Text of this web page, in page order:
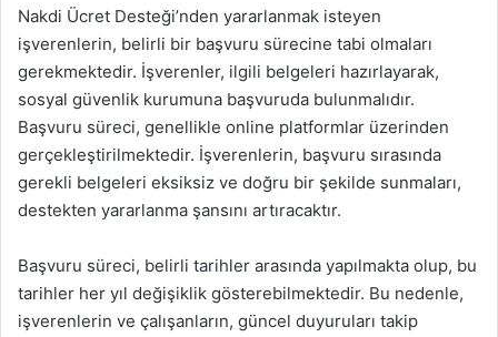
Nakdi Ücret Desteği’nden yararlanmak isteyen
işverenlerin, belirli bir başvuru sürecine tabi olmaları
gerekmektedir. İşverenler, ilgili belgeleri hazırlayarak,
sosyal güvenlik kurumuna başvuruda bulunmalıdır.
Başvuru süreci, genellikle online platformlar üzerinden
gerçekleştirilmektedir. İşverenlerin, başvuru sırasında
gerekli belgeleri eksiksiz ve doğru bir şekilde sunmaları,
destekten yararlanma şansını artıracaktır.
Başvuru süreci, belirli tarihler arasında yapılmakta olup, bu
tarihler her yıl değişiklik gösterebilmektedir. Bu nedenle,
işverenlerin ve çalışanların, güncel duyuruları takip